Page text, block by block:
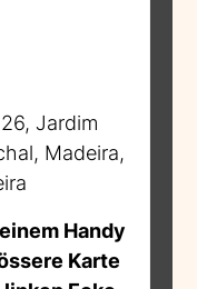
Jardim
Madeira,
Handy
Karte